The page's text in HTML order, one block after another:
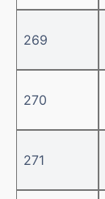
269
270
271